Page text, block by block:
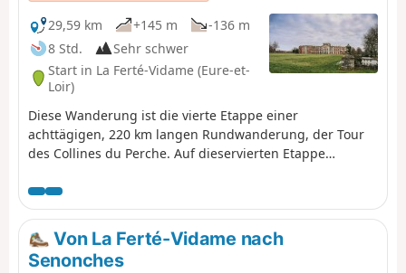
29,59 km
+145 m
-136 m
8 Std.
Sehr schwer
Start in La Ferté-Vidame (Eure-et-
Loir)
Diese Wanderung ist die vierte Etappe einer
achttägigen, 220 km langen Rundwanderung, der Tour
des Collines du Perche. Auf dieservierten Etappe
Grand Perche mit seinen großen Wäldern, deren
Ausdehnung sich seit dem Mittelalter kaum verändert
hat.
Von La Ferté-Vidame nach
Senonches